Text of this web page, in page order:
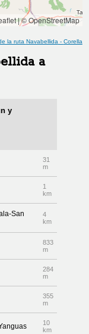
|© OpenStreetMap
la ruta Navabellida - Corella
a
y
31
m
1
km
San
4
km
833
m
284
m
355
m
10
km